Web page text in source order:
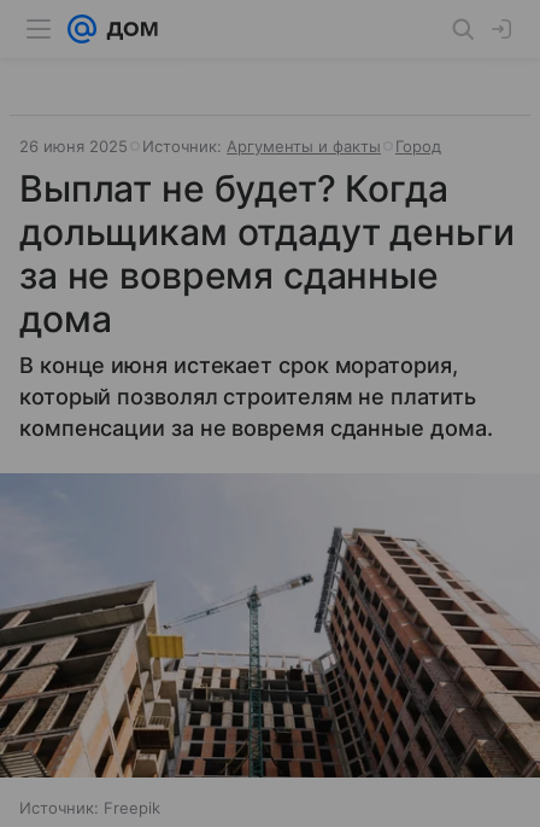
26 июня 2025 Источник: Аргументы и факты Город
Выплат не будет? Когда
дольщикам отдадут деньги
за не вовремя сданные
дома
В конце июня истекает срок моратория,
который позволял строителям не платить
компенсации за не вовремя сданные дома.
Источник: Freepik